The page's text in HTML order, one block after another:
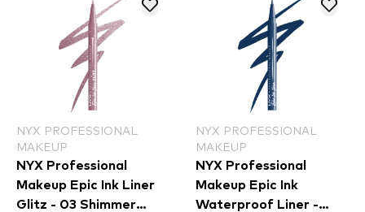
NYX PROFESSIONAL
MAKEUP
NYX Professional
Makeup Epic Ink Liner
Glitz - 03 Shimmer
NYX PROFESSIONAL
MAKEUP
NYX Professional
Makeup Epic Ink
Waterproof Liner -